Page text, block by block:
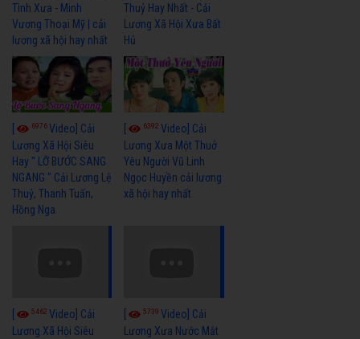
Tình Xưa - Minh
Vương Thoại Mỹ | cải
lương xã hội hay nhất
Thuỷ Hay Nhất - Cải
Lương Xã Hội Xưa Bất
Hủ
6976Video] Cải
Lương Xã Hội Siêu
Hay " LỠ BƯỚC SANG
NGANG " Cải Lương Lệ
Thuỷ, Thanh Tuấn,
Hồng Nga
6392Video] Cải
Lương Xưa Một Thuở
Yêu Người Vũ Linh
Ngọc Huyền cải lương
xã hội hay nhất
5462 Video] Cải
Lương Xã Hội Siêu
5739Video] Cải
Lương Xưa Nước Mắt